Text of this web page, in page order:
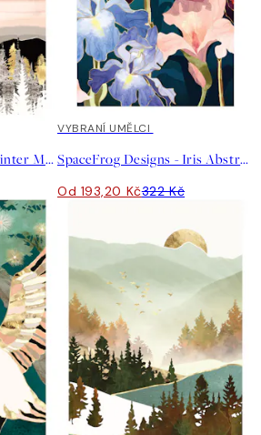
SpaceFrog Designs - Winter Moon Plakát
40%*
VYBRANÍ UMĚLCI
SpaceFrog Designs - Iris Abstract Plakát
Od 193,20 Kč322 Kč